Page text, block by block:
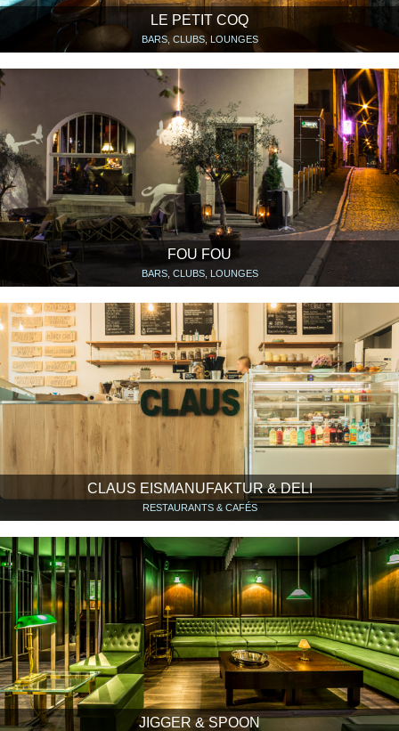
LE PETIT COQ
BARS, CLUBS, LOUNGES
FOU FOU
BARS, CLUBS, LOUNGES
CLAUS EISMANUFAKTUR & DELI
RESTAURANTS & CAFÉS
JIGGER & SPOON